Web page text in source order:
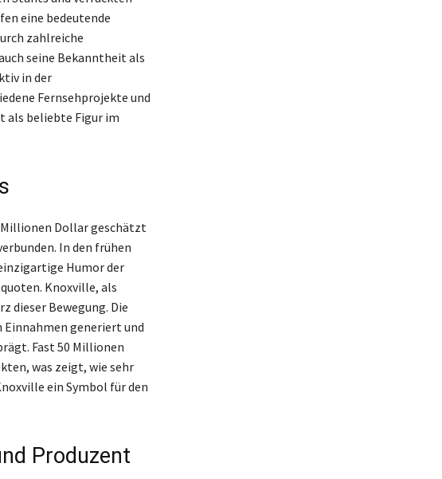
eine bedeutende
zahlreiche
seine Bekanntheit als
in der
Fernsehprojekte und
als beliebte Figur im
Millionen Dollar geschätzt
In den frühen
Humor der
Knoxville, als
dieser Bewegung. Die
Einnahmen generiert und
Fast 50 Millionen
was zeigt, wie sehr
ein Symbol für den
Produzent